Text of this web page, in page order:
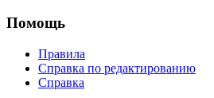
Помощь
Правила
Справка по редактированию
Справка